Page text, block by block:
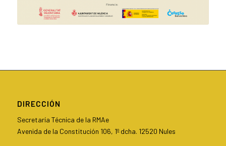
DIRECCIÓN
Secretaría Técnica de la RMAe
Avenida de la Constitución 106, 1º dcha. 12520 Nules